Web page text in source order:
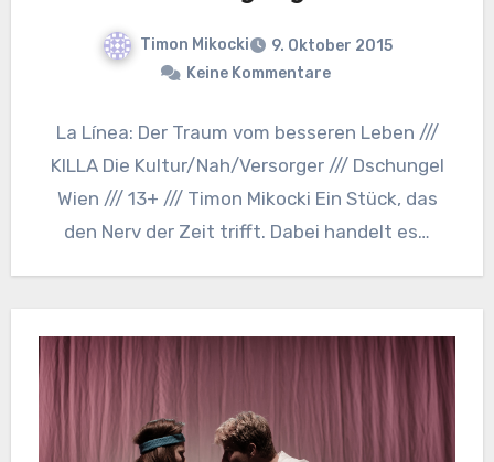
Timon Mikocki
9. Oktober 2015
Keine Kommentare
La Línea: Der Traum vom besseren Leben ///
KILLA Die Kultur/Nah/Versorger /// Dschungel
Wien /// 13+ /// Timon Mikocki Ein Stück, das
den Nerv der Zeit trifft. Dabei handelt es…